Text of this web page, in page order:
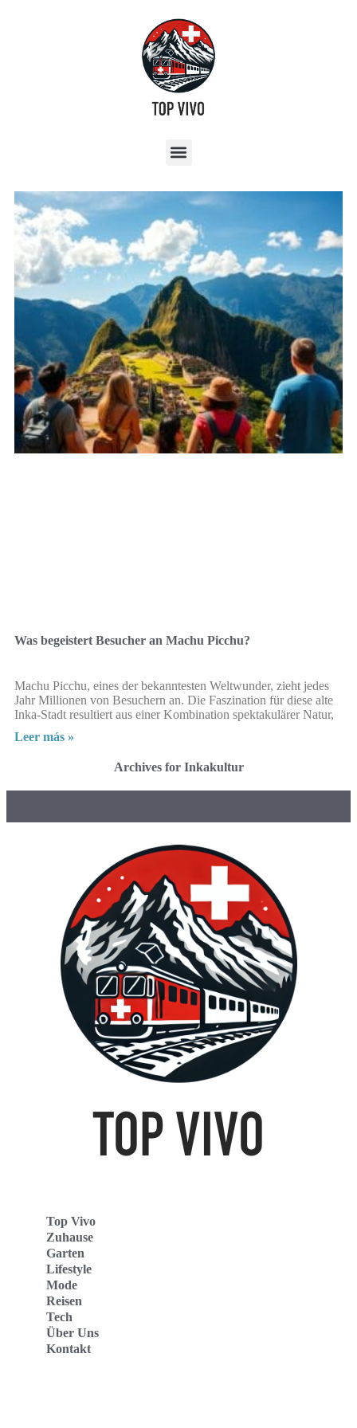
Was begeistert Besucher an Machu Picchu?
Machu Picchu, eines der bekanntesten Weltwunder, zieht jedes
Jahr Millionen von Besuchern an. Die Faszination für diese alte
Inka-Stadt resultiert aus einer Kombination spektakulärer Natur,
Leer más »
Archives for Inkakultur
Top Vivo
Zuhause
Garten
Lifestyle
Mode
Reisen
Tech
Über Uns
Kontakt